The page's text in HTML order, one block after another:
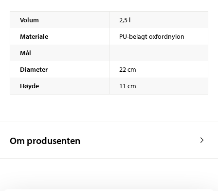
Volum
2,5 l
Materiale
PU-belagt oxfordnylon
Mål
Diameter
22 cm
Høyde
11 cm
Om produsenten